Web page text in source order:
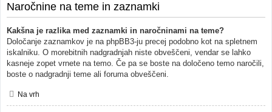
Naročnine na teme in zaznamki
Kakšna je razlika med zaznamki in naročninami na teme?
Določanje zaznamkov je na phpBB3-ju precej podobno kot na spletnem
iskalniku. O morebitnih nadgradnjah niste obveščeni, vendar se lahko
kasneje zopet vrnete na temo. Če pa se boste na določeno temo naročili,
boste o nadgradnji teme ali foruma obveščeni.
Na vrh